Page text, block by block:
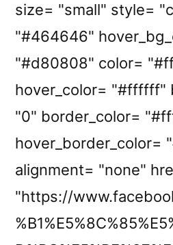
size= "small" style=
"#464646"
"#d80808" color=
hover_color= "#ffffff"
"0" border_color=
hover_border_color=
alignment= "none"
"https://